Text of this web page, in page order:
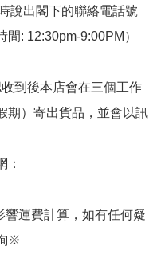
說出閣下的聯絡電話號
: 12:30pm-9:00PM）
到後本店會在三個工作
期）寄出貨品，並會以訊
：
運費計算，如有任何疑
※